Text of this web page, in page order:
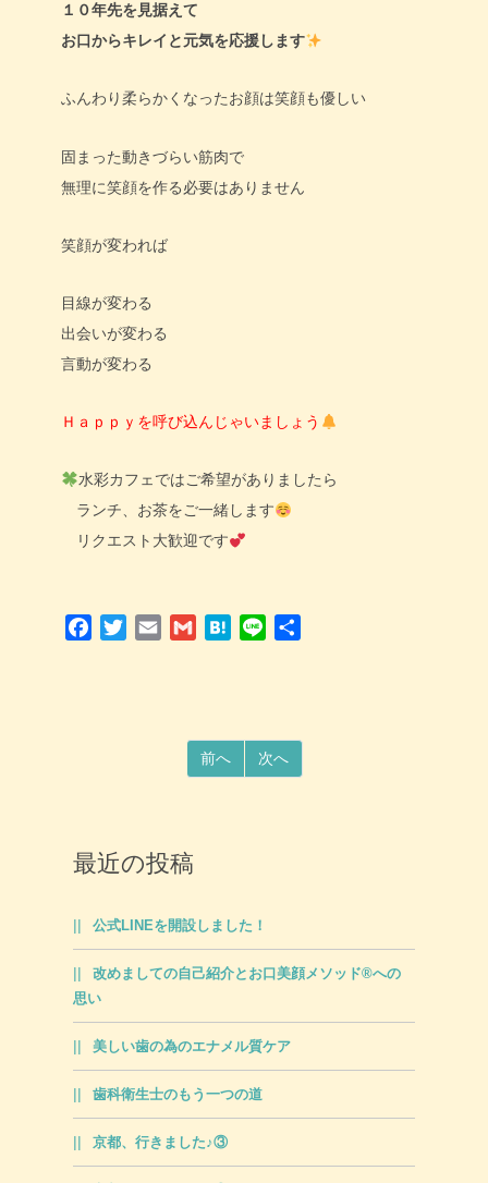
１０年先を見据えて
お口からキレイと元気を応援します
ふんわり柔らかくなったお顔は笑顔も優しい
固まった動きづらい筋肉で
無理に笑顔を作る必要はありません
笑顔が変われば
目線が変わる
出会いが変わる
言動が変わる
Ｈａｐｐｙを呼び込んじゃいましょう
水彩カフェではご希望がありましたら
ランチ、お茶をご一緒します
リクエスト大歓迎です
Facebook
TwitterEmail Gmail Hatena
Line
前へ 次へ
最近の投稿
公式LINEを開設しました！
改めましての自己紹介とお口美顔メソッド®への
思い
美しい歯の為のエナメル質ケア
歯科衛生士のもう一つの道
京都、行きました♪③